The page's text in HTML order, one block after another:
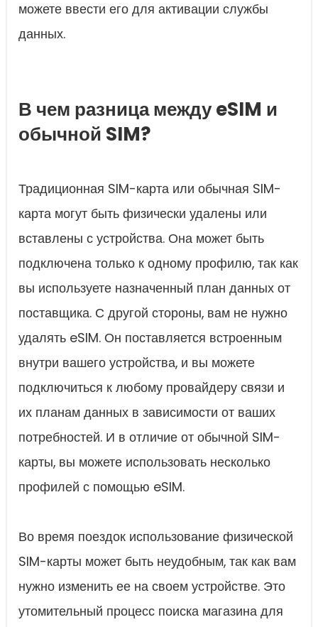
можете ввести его для активации службы
данных.
В чем разница между eSIM и
обычной SIM?
Традиционная SIM-карта или обычная SIM-
карта могут быть физически удалены или
вставлены с устройства. Она может быть
подключена только к одному профилю, так как
вы используете назначенный план данных от
поставщика. С другой стороны, вам не нужно
удалять eSIM. Он поставляется встроенным
внутри вашего устройства, и вы можете
подключиться к любому провайдеру связи и
их планам данных в зависимости от ваших
потребностей. И в отличие от обычной SIM-
карты, вы можете использовать несколько
профилей с помощью eSIM.
Во время поездок использование физической
SIM-карты может быть неудобным, так как вам
нужно изменить ее на своем устройстве. Это
утомительный процесс поиска магазина для